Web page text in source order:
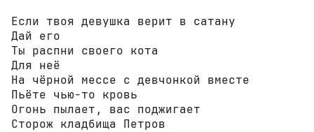
Если твоя девушка верит в сатану
Дай его
Ты распни своего кота
Для неё
На чёрной мессе с девчонкой вместе
Пьёте чью-то кровь
Огонь пылает, вас поджигает
Сторож кладбища Петров